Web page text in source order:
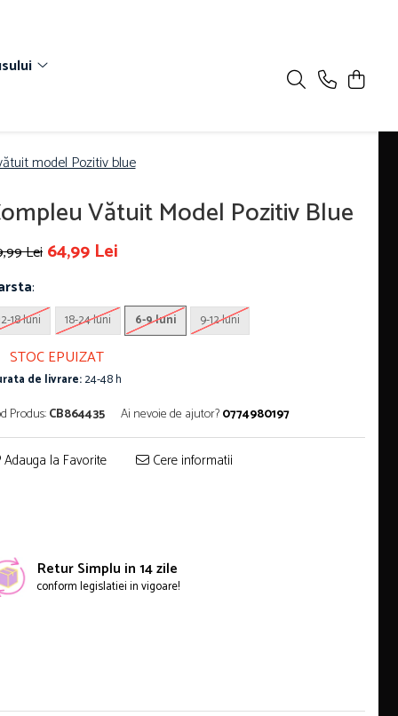
model Pozitiv blue
Vătuit Model Pozitiv Blue
Lei 64,99 Lei
:
18 luni 18-24 luni 6-9 luni 9-12 luni
STOC EPUIZAT
de livrare:24-48 h
Produs:CB864435 Ai nevoie de ajutor?0774980197
Adauga la Favorite Cere informatii
Retur Simplu in 14 zile
conform legislatiei in vigoare!